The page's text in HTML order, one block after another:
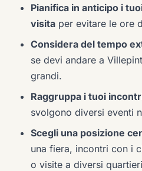
Pianifica in anticipo i
visita per evitare le ore
Considera del tempo
se devi andare a
grandi.
Raggruppa i tuoi
svolgono diversi eventi
Scegli una posizione
una fiera, incontri con i
o visite a diversi